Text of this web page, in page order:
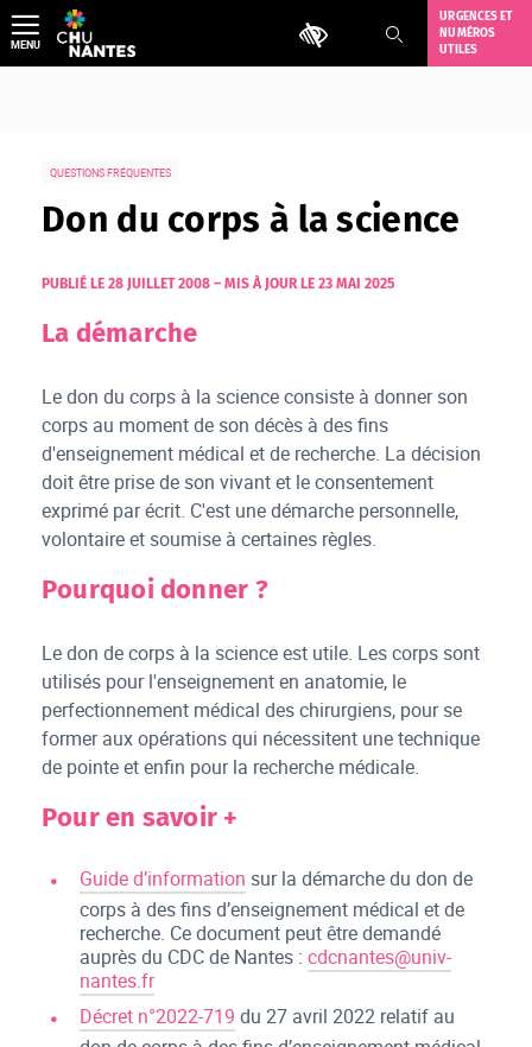
Aller
au
contenu
Outils d'accessibilité
URGENCES ET
NUMÉROS
UTILES
MENU
QUESTIONS FRÉQUENTES
Don du corps à la science
PUBLIÉ LE 28 JUILLET 2008 – MIS À JOUR LE 23 MAI 2025
La démarche
Le don du corps à la science consiste à donner son
corps au moment de son décès à des fins
d'enseignement médical et de recherche. La décision
doit être prise de son vivant et le consentement
exprimé par écrit. C'est une démarche personnelle,
volontaire et soumise à certaines règles.
Pourquoi donner ?
Le don de corps à la science est utile. Les corps sont
utilisés pour l'enseignement en anatomie, le
perfectionnement médical des chirurgiens, pour se
former aux opérations qui nécessitent une technique
de pointe et enfin pour la recherche médicale.
Pour en savoir +
Guide d’information sur la démarche du don de
corps à des fins d’enseignement médical et de
recherche. Ce document peut être demandé
auprès du CDC de Nantes :cdcnantes@univ-
nantes.fr
Décret n°2022-719 du 27 avril 2022 relatif au